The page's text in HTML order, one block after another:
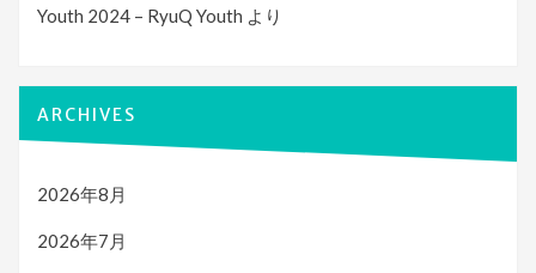
Youth 2024 – RyuQ Youth より
ARCHIVES
2026年8月
2026年7月